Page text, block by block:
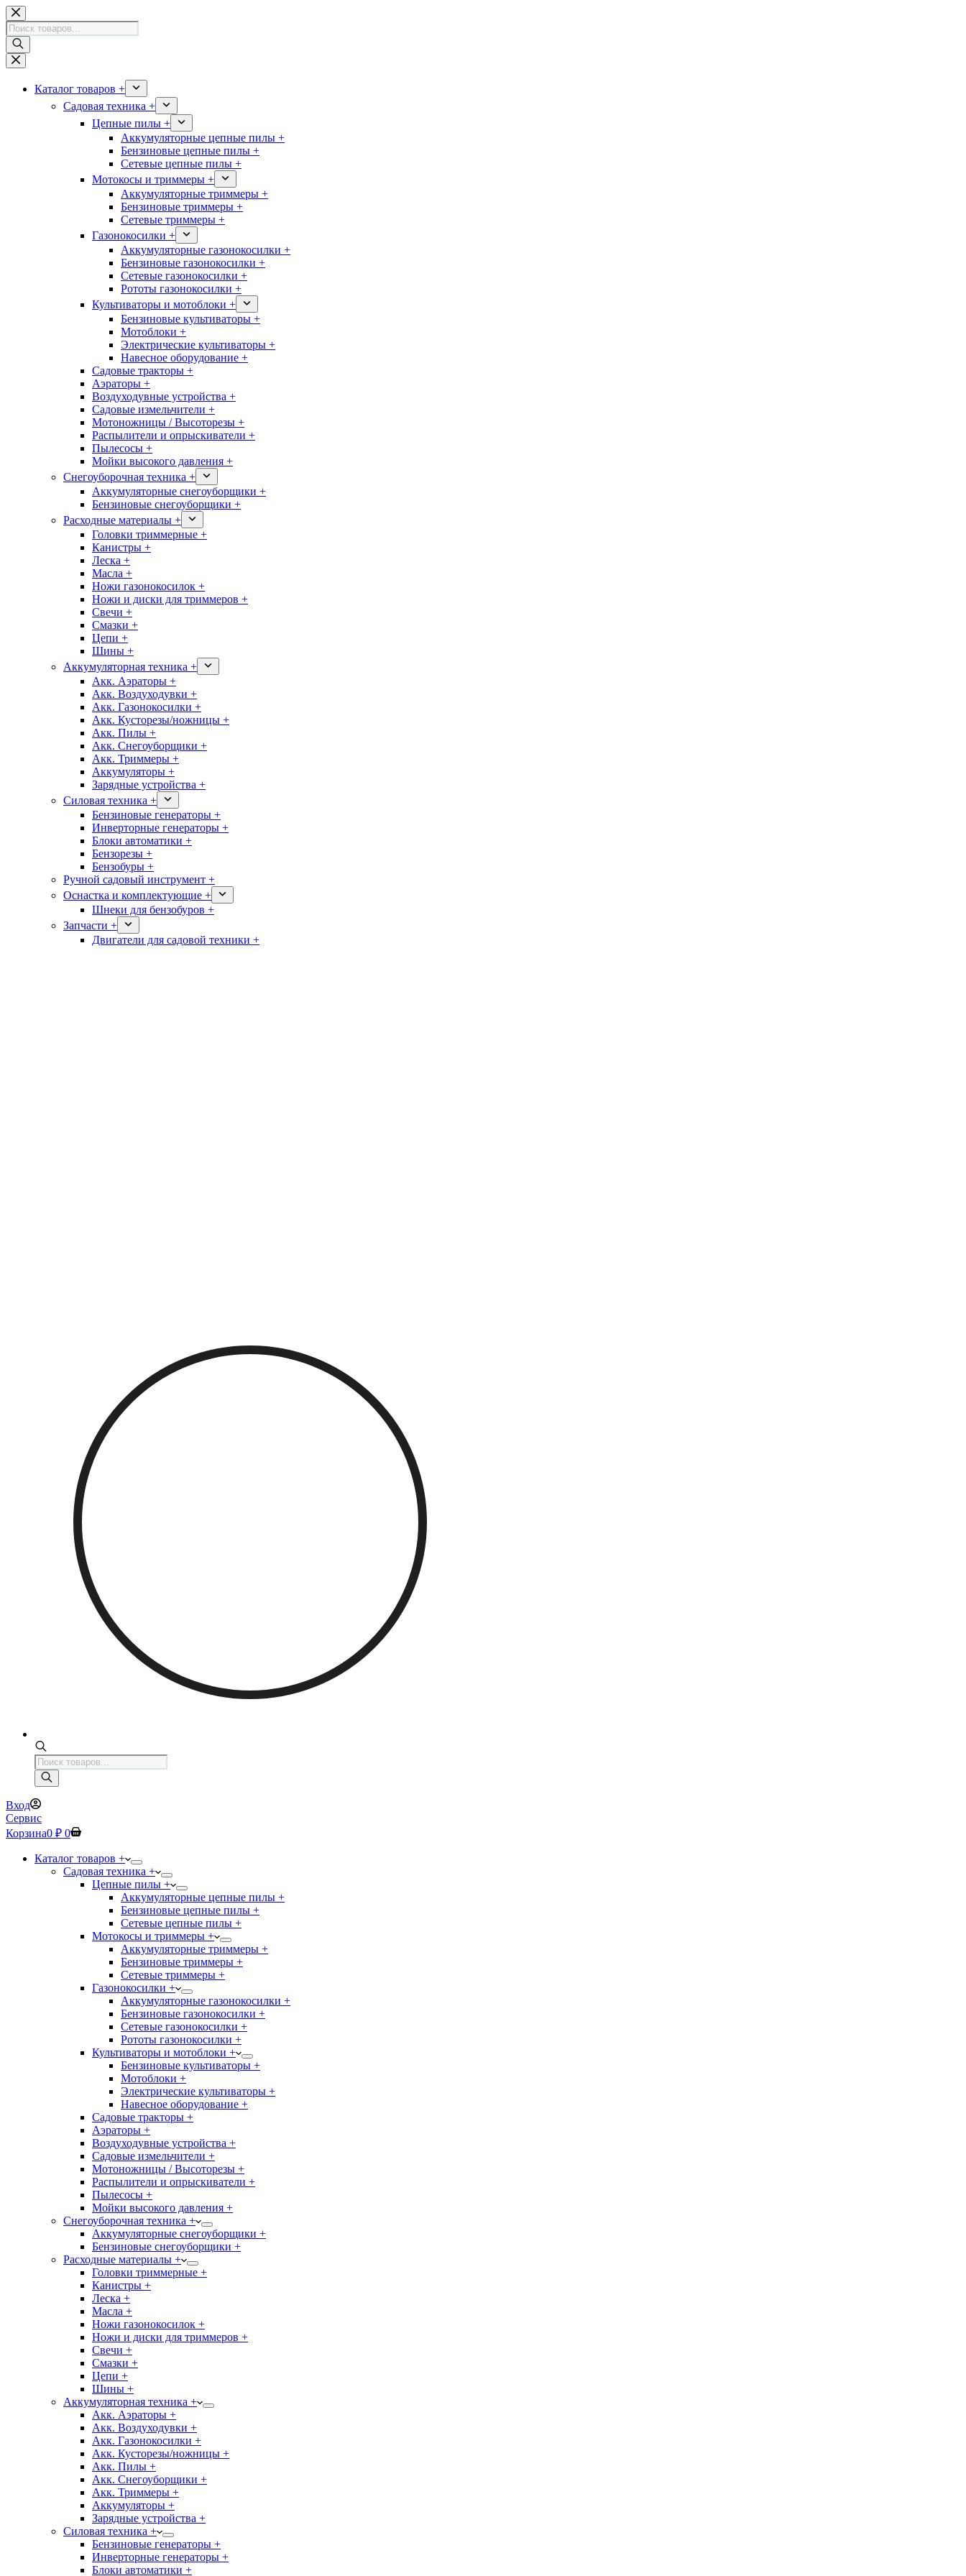
Перейти
к
сути
Поиск
товаров
Каталог товаров +
Садовая техника +
Цепные пилы +
Аккумуляторные цепные пилы +
Бензиновые цепные пилы +
Сетевые цепные пилы +
Мотокосы и триммеры +
Аккумуляторные триммеры +
Бензиновые триммеры +
Сетевые триммеры +
Газонокосилки +
Аккумуляторные газонокосилки +
Бензиновые газонокосилки +
Сетевые газонокосилки +
Рототы газонокосилки +
Культиваторы и мотоблоки +
Бензиновые культиваторы +
Мотоблоки +
Электрические культиваторы +
Навесное оборудование +
Садовые тракторы +
Аэраторы +
Воздуходувные устройства +
Садовые измельчители +
Мотоножницы / Высоторезы +
Распылители и опрыскиватели +
Пылесосы +
Мойки высокого давления +
Снегоуборочная техника +
Аккумуляторные снегоуборщики +
Бензиновые снегоуборщики +
Расходные материалы +
Головки триммерные +
Канистры +
Леска +
Масла +
Ножи газонокосилок +
Ножи и диски для триммеров +
Свечи +
Смазки +
Цепи +
Шины +
Аккумуляторная техника +
Акк. Аэраторы +
Акк. Воздуходувки +
Акк. Газонокосилки +
Акк. Кусторезы/ножницы +
Акк. Пилы +
Акк. Снегоуборщики +
Акк. Триммеры +
Аккумуляторы +
Зарядные устройства +
Силовая техника +
Бензиновые генераторы +
Инверторные генераторы +
Блоки автоматики +
Бензорезы +
Бензобуры +
Ручной садовый инструмент +
Оснастка и комплектующие +
Шнеки для бензобуров +
Запчасти +
Двигатели для садовой техники +
Поиск
товаров
Вход
Сервис
Корзина0 ₽ 0
Каталог товаров +
Садовая техника +
Цепные пилы +
Аккумуляторные цепные пилы +
Бензиновые цепные пилы +
Сетевые цепные пилы +
Мотокосы и триммеры +
Аккумуляторные триммеры +
Бензиновые триммеры +
Сетевые триммеры +
Газонокосилки +
Аккумуляторные газонокосилки +
Бензиновые газонокосилки +
Сетевые газонокосилки +
Рототы газонокосилки +
Культиваторы и мотоблоки +
Бензиновые культиваторы +
Мотоблоки +
Электрические культиваторы +
Навесное оборудование +
Садовые тракторы +
Аэраторы +
Воздуходувные устройства +
Садовые измельчители +
Мотоножницы / Высоторезы +
Распылители и опрыскиватели +
Пылесосы +
Мойки высокого давления +
Снегоуборочная техника +
Аккумуляторные снегоуборщики +
Бензиновые снегоуборщики +
Расходные материалы +
Головки триммерные +
Канистры +
Леска +
Масла +
Ножи газонокосилок +
Ножи и диски для триммеров +
Свечи +
Смазки +
Цепи +
Шины +
Аккумуляторная техника +
Акк. Аэраторы +
Акк. Воздуходувки +
Акк. Газонокосилки +
Акк. Кусторезы/ножницы +
Акк. Пилы +
Акк. Снегоуборщики +
Акк. Триммеры +
Аккумуляторы +
Зарядные устройства +
Силовая техника +
Бензиновые генераторы +
Инверторные генераторы +
Блоки автоматики +